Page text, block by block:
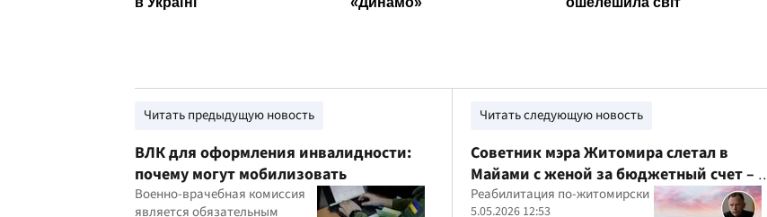
Читать предыдущую новость
ВЛК для оформления инвалидности:
почему могут мобилизовать
Военно-врачебная комиссия
является обязательным
Читать следующую новость
Советник мэра Житомира слетал в
Майами с женой за бюджетный счет – и
назвал это реабилитацией военных
Реабилитация по-житомирски
5.05.2026 12:53